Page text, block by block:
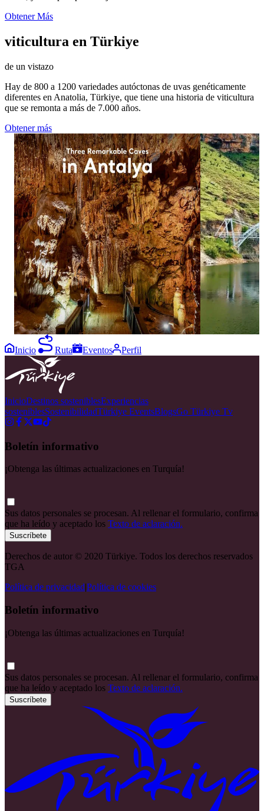
Obtener Más
viticultura en Türkiye
de un vistazo
Hay de 800 a 1200 variedades autóctonas de uvas genéticamente
diferentes en Anatolia, Türkiye, que tiene una historia de viticultura
que se remonta a más de 7.000 años.
Obtener más
1113
12
Three caves, three distinctive worlds beneath
Antalya. ✨ Explore Damlataş Cave, Karain
Cave and Dim Cave, where remarkable rock
formations and dramatic chambers reveal
another side of the Turkish Riviera. Add these
three underground stops to your Antalya
itinerary. Click the link in bio for more and
follow goantalya #GoTürkiye #GoAntalya
#Antalya #TurkishRiviera #EastMediterranean
1574
20
A striking view
Eğil. 🌉
Bridge offers a
Diyarbakır’s
in bio for more
#GoTürkiye
Inicio Ruta Eventos Perfil
InicioDestinos sosteniblesExperiencias
sosteniblesSostenibilidadTürkiye EventsBlogsGo Türkiye Tv
Boletín informativo
¡Obtenga las últimas actualizaciones en Turquía!
Sus datos personales se procesan. Al rellenar el formulario, confirma
que ha leído y aceptado los Texto de aclaración.
Suscríbete
Derechos de autor © 2020 Türkiye. Todos los derechos reservados
TGA
Política de privacidad|Política de cookies
Boletín informativo
¡Obtenga las últimas actualizaciones en Turquía!
Sus datos personales se procesan. Al rellenar el formulario, confirma
que ha leído y aceptado los Texto de aclaración.
Suscríbete